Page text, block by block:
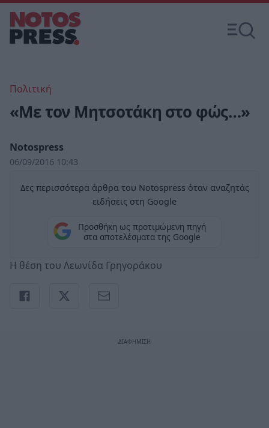
Πολιτική
«Με τον Μητσοτάκη στο φώς…»
Notospress
06/09/2016 10:43
Δες περισσότερα άρθρα του Notospress όταν αναζητάς
ειδήσεις στη Google
Προσθήκη ως προτιμώμενη πηγή
στα αποτελέσματα της Google
Η θέση του Λεωνίδα Γρηγοράκου